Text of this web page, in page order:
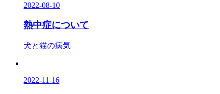
2022-08-10
熱中症について
犬と猫の病気
2022-11-16